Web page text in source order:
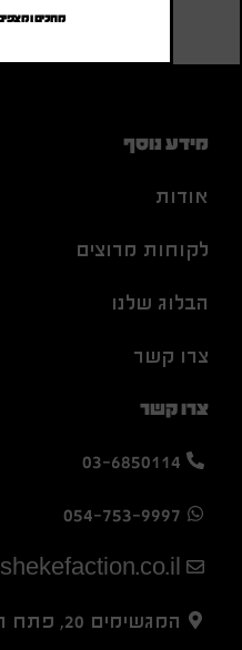
מידע נוסף
אודות
לקוחות מרוצים
הבלוג שלנו
צרו קשר
צרו קשר
03-6850114
054-753-9997
המגשימים 20, פתח תקווה
מחכים